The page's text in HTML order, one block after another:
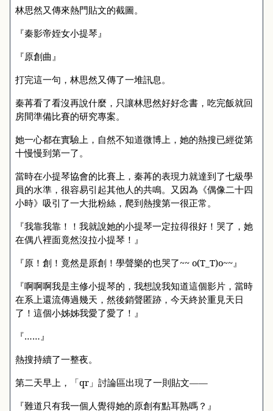
林思然又傳來熱門貼文的截圖。
『秦影帝姪女小提琴』
『原創曲』
打完這一句，林思然又傳了一堆訊息。
秦苒看了看沒再說什麼，只讓林思然好好念書，吃完飯就回
房間準備比賽的研究專案。
她一心都在實驗上，自然不知道微博上，她的熱搜已經從第
十慢慢到第一了。
當時在小提琴協會的比賽上，秦苒的表現力就達到了七級學
員的水準，很容易引起其他人的共鳴。又因為《偶像二十四
小時》吸引了一大批粉絲，爬到熱搜第一很正常。
『我靠我靠！！我就說她的小提琴一定拉得很好！哭了，她
在偶八裡面竟然沒拉小提琴！』
『原！創！竟然是原創！學聲樂的也哭了~~ o(T_T)o~~』
『啊啊啊我是主修小提琴的，我想說我知道這個影片，當時
在系上還流傳過幾天，然後銷聲匿跡，今天終於重見天日
了！這個小姊姊我愛了愛了！』
『……』
熱搜持續了一整夜。
第二天早上，「qr 」討論區出現了一則貼文——
『難道只有我一個人覺得她的原創有點耳熟嗎？』